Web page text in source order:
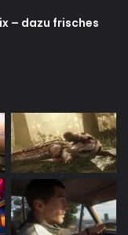
– dazu frisches